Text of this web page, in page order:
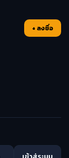
+ ลงชื่อ